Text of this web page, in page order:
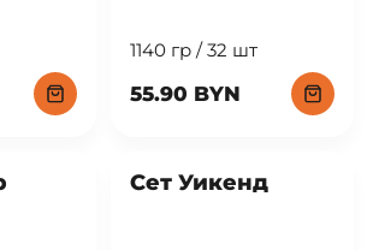
1140 гр / 32 шт
55.90 BYN
Сет Уикенд